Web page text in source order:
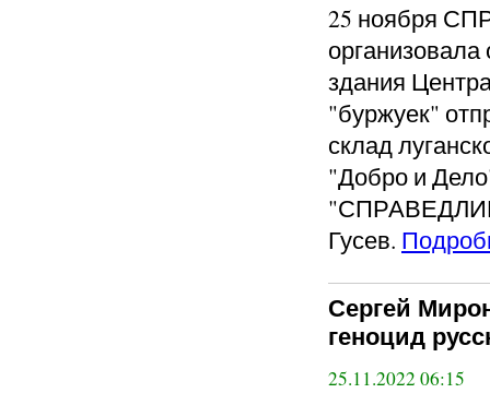
25 ноября
здания
"буржуек"
склад
"Добро и
Гусев.
Сергей
геноцид
25.11.2022 06:15